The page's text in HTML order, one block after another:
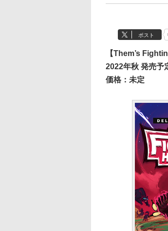
ポスト
【Them’s
2022年秋 発売予
価格：未定